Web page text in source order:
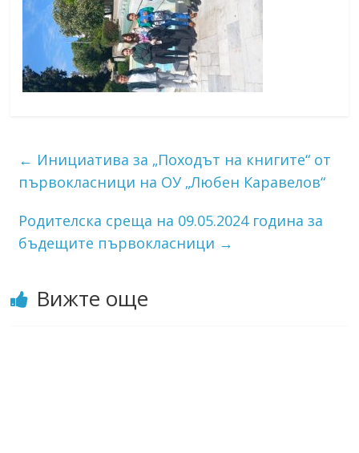
← Инициатива за „Походът на книгите“ от
първокласници на ОУ „Любен Каравелов“
Родителска среща на 09.05.2024 година за
бъдещите първокласници →
Вижте още